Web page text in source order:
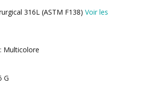
316L (ASTM F138) Voir les
Multicolore
G